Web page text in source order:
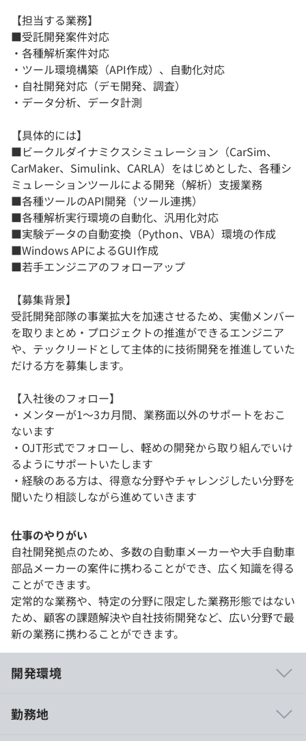
【担当する業務】
■受託開発案件対応
・各種解析案件対応
・ツール環境構築（API作成）、自動化対応
・自社開発対応（デモ開発、調査）
・データ分析、データ計測
【具体的には】
■ビークルダイナミクスシミュレーション（CarSim、
CarMaker、Simulink、CARLA）をはじめとした、各種シ
ミュレーションツールによる開発（解析）支援業務
■各種ツールのAPI開発（ツール連携）
■各種解析実行環境の自動化、汎用化対応
■実験データの自動変換（Python、VBA）環境の作成
■Windows APによるGUI作成
■若手エンジニアのフォローアップ
【募集背景】
受託開発部隊の事業拡大を加速させるため、実働メンバー
を取りまとめ・プロジェクトの推進ができるエンジニア
や、テックリードとして主体的に技術開発を推進していた
だける方を募集します。
【入社後のフォロー】
・メンターが1〜3カ月間、業務面以外のサポートをおこ
ないます
・OJT形式でフォローし、軽めの開発から取り組んでいけ
るようにサポートいたします
・経験のある方は、得意な分野やチャレンジしたい分野を
聞いたり相談しながら進めていきます
仕事のやりがい
自社開発拠点のため、多数の自動車メーカーや大手自動車
部品メーカーの案件に携わることができ、広く知識を得る
ことができます。
定常的な業務や、特定の分野に限定した業務形態ではない
ため、顧客の課題解決や自社技術開発など、広い分野で最
新の業務に携わることができます。
開発環境
勤務地